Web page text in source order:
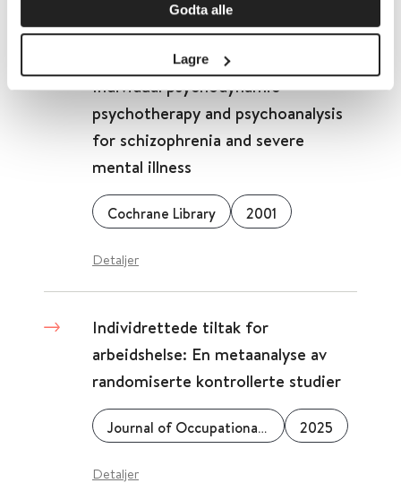
Godta alle
Lagre
Individual psychodynamic
psychotherapy and psychoanalysis
for schizophrenia and severe
mental illness
Cochrane Library 2001
Detaljer
Individrettede tiltak for
arbeidshelse: En metaanalyse av
randomiserte kontrollerte studier
Journal of Occupational Health Psychology 2025
Detaljer